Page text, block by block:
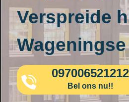
Verspreide
097006521212
Bel ons nu!!